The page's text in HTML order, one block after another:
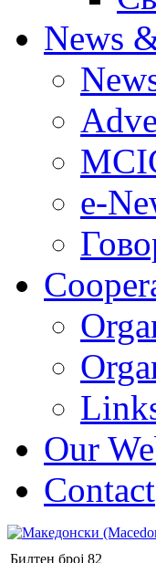
News
e-
Our
Contact
Билтен број 82